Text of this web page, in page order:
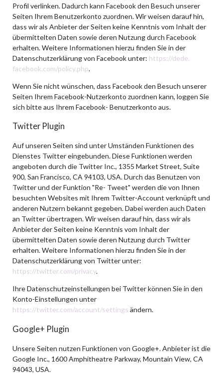
Profil verlinken. Dadurch kann Facebook den Besuch unserer
Seiten Ihrem Benutzerkonto zuordnen. Wir weisen darauf hin,
dass wir als Anbieter der Seiten keine Kenntnis vom Inhalt der
übermittelten Daten sowie deren Nutzung durch Facebook
erhalten. Weitere Informationen hierzu finden Sie in der
Datenschutzerklärung von Facebook unter: https://dede.
facebook.com/policy.php.
Wenn Sie nicht wünschen, dass Facebook den Besuch unserer
Seiten Ihrem Facebook-Nutzerkonto zuordnen kann, loggen Sie
sich bitte aus Ihrem Facebook- Benutzerkonto aus.
Twitter Plugin
Auf unseren Seiten sind unter Umständen Funktionen des
Dienstes Twitter eingebunden. Diese Funktionen werden
angeboten durch die Twitter Inc., 1355 Market Street, Suite
900, San Francisco, CA 94103, USA. Durch das Benutzen von
Twitter und der Funktion "Re- Tweet" werden die von Ihnen
besuchten Websites mit Ihrem Twitter-Account verknüpft und
anderen Nutzern bekannt gegeben. Dabei werden auch Daten
an Twitter übertragen. Wir weisen darauf hin, dass wir als
Anbieter der Seiten keine Kenntnis vom Inhalt der
übermittelten Daten sowie deren Nutzung durch Twitter
erhalten. Weitere Informationen hierzu finden Sie in der
Datenschutzerklärung von Twitter unter:
https://twitter.com/privacy.
Ihre Datenschutzeinstellungen bei Twitter können Sie in den
Konto-Einstellungen unter
https://twitter.com/account/settings ändern.
Google+ Plugin
Unsere Seiten nutzen Funktionen von Google+. Anbieter ist die
Google Inc., 1600 Amphitheatre Parkway, Mountain View, CA
94043, USA.